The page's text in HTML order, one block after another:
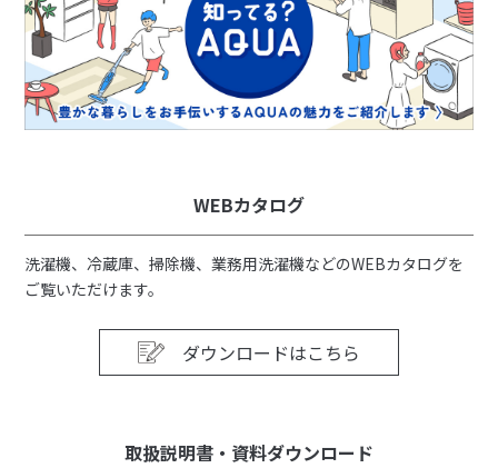
WEBカタログ
洗濯機、冷蔵庫、掃除機、業務用洗濯機などのWEBカタログを
ご覧いただけます。
ダウンロードはこちら
取扱説明書・資料ダウンロード